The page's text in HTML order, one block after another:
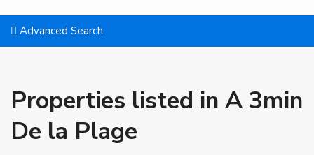
Advanced Search
Properties listed in A 3min
De la Plage